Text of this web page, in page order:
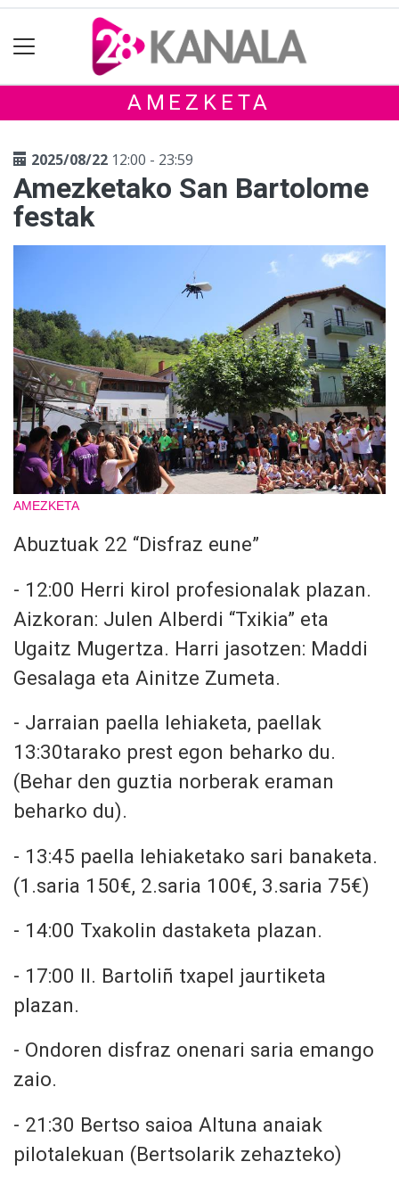
AMEZKETA
2025/08/22 12:00 - 23:59
Amezketako San Bartolome
festak
AMEZKETA
Abuztuak 22 “Disfraz eune”
- 12:00 Herri kirol profesionalak plazan.
Aizkoran: Julen Alberdi “Txikia” eta
Ugaitz Mugertza. Harri jasotzen: Maddi
Gesalaga eta Ainitze Zumeta.
- ⁠Jarraian paella lehiaketa, paellak
13:30tarako prest egon beharko du.
(Behar den guztia norberak eraman
beharko du).
- ⁠13:45 paella lehiaketako sari banaketa.
(1.saria 150€, 2.saria 100€, 3.saria 75€)
- ⁠14:00 Txakolin dastaketa plazan.
- ⁠17:00 II. Bartoliñ txapel jaurtiketa
plazan.
- ⁠Ondoren disfraz onenari saria emango
zaio.
- ⁠21:30 Bertso saioa Altuna anaiak
pilotalekuan (Bertsolarik zehazteko)